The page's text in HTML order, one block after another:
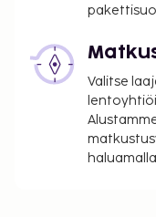
kaupunki-/
Tässä on mainittu
ilmoittamat maksut.
Katettu
Lemmikit: 20
(korkeintaan
Valitse